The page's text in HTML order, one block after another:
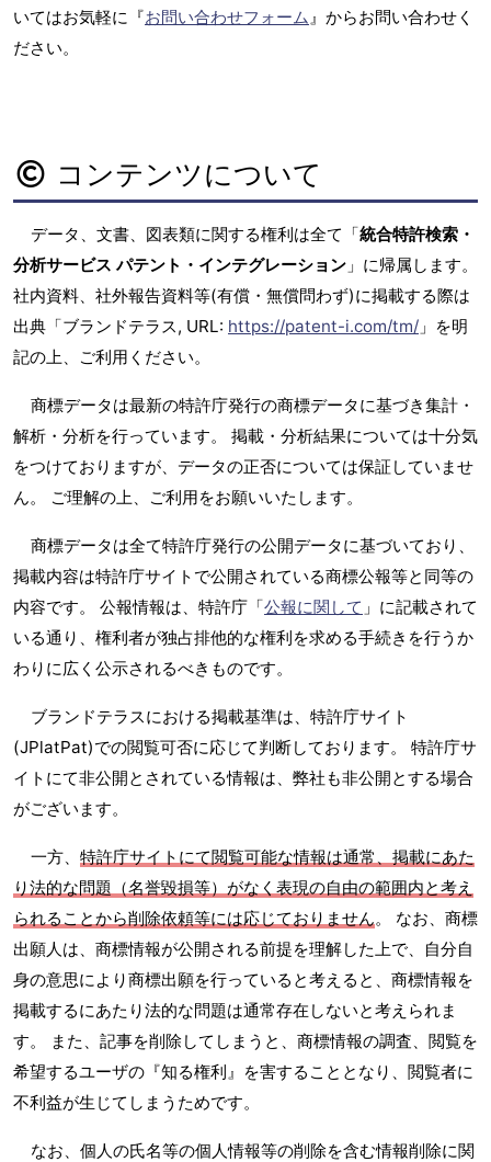
いてはお気軽に『お問い合わせフォーム』からお問い合わせく
ださい。
コンテンツについて
データ、文書、図表類に関する権利は全て「統合特許検索・
分析サービス パテント・インテグレーション 」に帰属します。
社内資料、社外報告資料等(有償・無償問わず)に掲載する際は
出典「ブランドテラス, URL: https://patent-i.com/tm/ 」を明
記の上、ご利用ください。
商標データは最新の特許庁発行の商標データに基づき集計・
解析・分析を行っています。 掲載・分析結果については十分気
をつけておりますが、データの正否については保証していませ
ん。 ご理解の上、ご利用をお願いいたします。
商標データは全て特許庁発行の公開データに基づいており、
掲載内容は特許庁サイトで公開されている商標公報等と同等の
内容です。 公報情報は、特許庁「公報に関して 」に記載されて
いる通り、権利者が独占排他的な権利を求める手続きを行うか
わりに広く公示されるべきものです。
ブランドテラスにおける掲載基準は、特許庁サイト
(JPlatPat)での閲覧可否に応じて判断しております。 特許庁サ
イトにて非公開とされている情報は、弊社も非公開とする場合
がございます。
一方、 特許庁サイトにて閲覧可能な情報は通常、掲載にあた
り法的な問題（名誉毀損等）がなく表現の自由の範囲内と考え
られることから削除依頼等には応じておりません。 なお、商標
出願人は、商標情報が公開される前提を理解した上で、自分自
身の意思により商標出願を行っていると考えると、商標情報を
掲載するにあたり法的な問題は通常存在しないと考えられま
す。 また、記事を削除してしまうと、商標情報の調査、閲覧を
希望するユーザの『知る権利』を害することとなり、閲覧者に
不利益が生じてしまうためです。
なお、個人の氏名等の個人情報等の削除を含む情報削除に関